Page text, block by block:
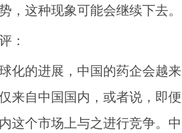
，这种现象可能会继续下去。
：
的进展，中国的药企会越来
来自中国国内，或者说，即
这个市场上与之进行竞争。